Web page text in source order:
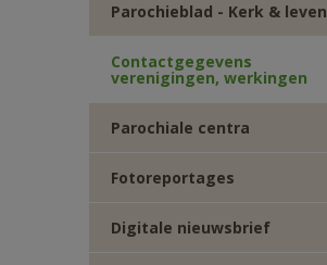
Parochieblad - Kerk & leven
Contactgegevens
verenigingen, werkingen
Parochiale centra
Fotoreportages
Digitale nieuwsbrief